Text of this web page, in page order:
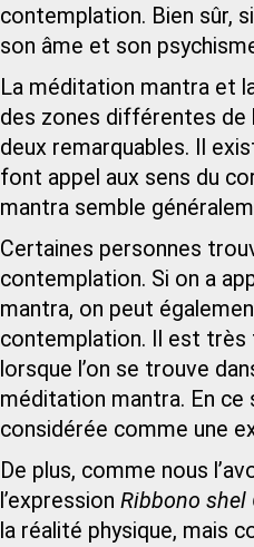
contemplation. Bien sûr,
son âme et son
La méditation mantra et
des zones différentes de
deux remarquables. Il
font appel aux sens du
mantra semble
Certaines personnes
contemplation. Si on a
mantra, on peut
contemplation. Il est très
lorsque l’on se trouve
méditation mantra. En
considérée comme une
De plus, comme nous
l’expression Ribbono shel
la réalité physique, mais